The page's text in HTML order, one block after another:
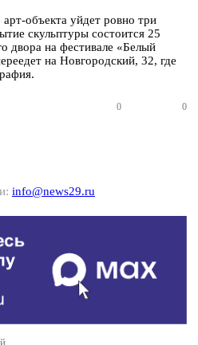
объекта уйдет ровно три
скульптуры состоится 25
двора на фестивале «Белый
на Новгородский, 32, где
0 0
info@news29.ru